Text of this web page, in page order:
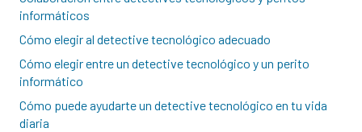
informáticos
Cómo elegir al detective tecnológico adecuado
Cómo elegir entre un detective tecnológico y un perito
informático
Cómo puede ayudarte un detective tecnológico en tu vida
diaria